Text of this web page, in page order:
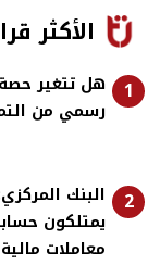
الأكثر
1
رسمي من
2
يمتلكون
معاملات مالية